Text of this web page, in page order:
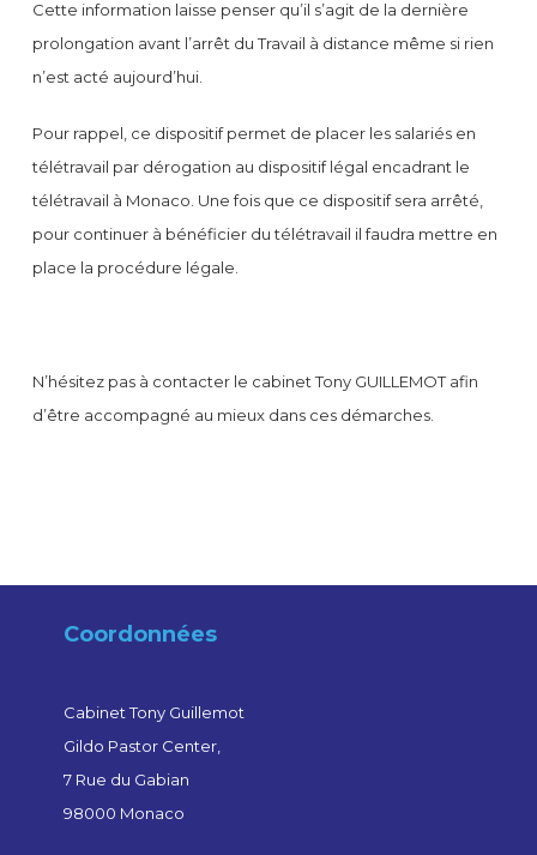
Cette information laisse penser qu’il s’agit de la dernière
prolongation avant l’arrêt du Travail à distance même si rien
n’est acté aujourd’hui.
Pour rappel, ce dispositif permet de placer les salariés en
télétravail par dérogation au dispositif légal encadrant le
télétravail à Monaco. Une fois que ce dispositif sera arrêté,
pour continuer à bénéficier du télétravail il faudra mettre en
place la procédure légale.
N’hésitez pas à contacter le cabinet Tony GUILLEMOT afin
d’être accompagné au mieux dans ces démarches.
Coordonnées
Cabinet Tony Guillemot
Gildo Pastor Center,
7 Rue du Gabian
98000 Monaco